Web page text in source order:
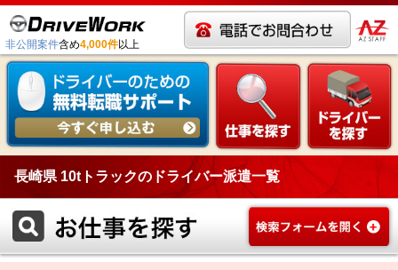
非公開案件含め4,000件以上
長崎県 10tトラックのドライバー派遣一覧